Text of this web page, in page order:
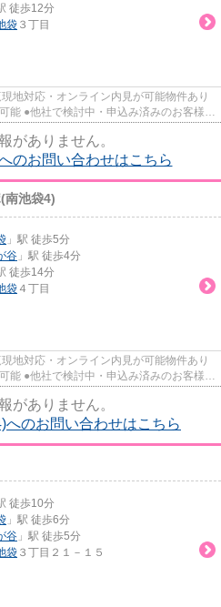
徒歩12分
袋 ３丁目
地対応・オンライン内見が可能物件あり
能 ●他社で検討中・申込み済みのお客様、
がありません。
のお問い合わせはこちら
南池袋4)
」駅 徒歩5分
谷 」駅 徒歩4分
徒歩14分
袋 ４丁目
地対応・オンライン内見が可能物件あり
能 ●他社で検討中・申込み済みのお客様、
がありません。
へのお問い合わせはこちら
徒歩10分
」駅 徒歩6分
谷 」駅 徒歩5分
袋 ３丁目２１－１５